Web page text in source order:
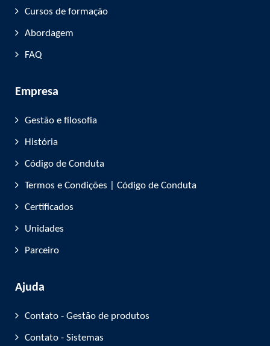
Cursos de formação
Abordagem
FAQ
Empresa
Gestão e filosofia
História
Código de Conduta
Termos e Condições | Código de Conduta
Certificados
Unidades
Parceiro
Ajuda
Contato - Gestão de produtos
Contato - Sistemas